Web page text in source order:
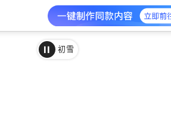
初雪